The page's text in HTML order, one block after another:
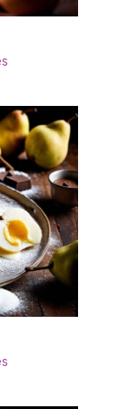
les
idéal
conçu
en
le
vous
si
W 14,7
afficher
des
pour le
la fête,
Le
être
mais
de
avec
d'un